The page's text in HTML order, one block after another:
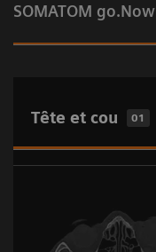
SOMATOM go.Now
Tête et cou 01